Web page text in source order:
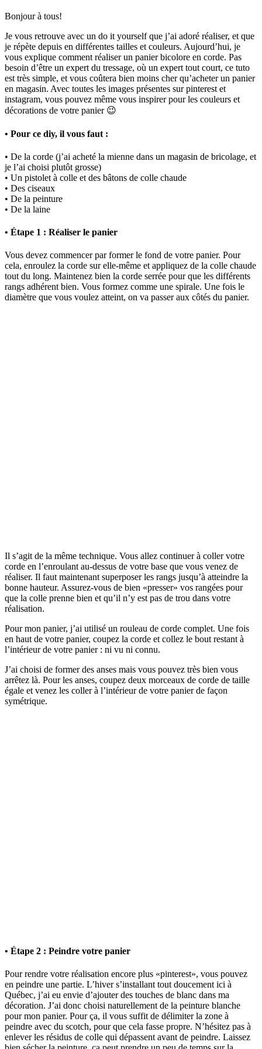
Bonjour à tous!
Je vous retrouve avec un do it yourself que j’ai adoré réaliser, et que
je répète depuis en différentes tailles et couleurs. Aujourd’hui, je
vous explique comment réaliser un panier bicolore en corde. Pas
besoin d’être un expert du tressage, où un expert tout court, ce tuto
est très simple, et vous coûtera bien moins cher qu’acheter un panier
en magasin. Avec toutes les images présentes sur pinterest et
instagram, vous pouvez même vous inspirer pour les couleurs et
décorations de votre panier 😉
• Pour ce diy, il vous faut :
• De la corde (j’ai acheté la mienne dans un magasin de bricolage, et
je l’ai choisi plutôt grosse)
• Un pistolet à colle et des bâtons de colle chaude
• Des ciseaux
• De la peinture
• De la laine
• Étape 1 : Réaliser le panier
Vous devez commencer par former le fond de votre panier. Pour
cela, enroulez la corde sur elle-même et appliquez de la colle chaude
tout du long. Maintenez bien la corde serrée pour que les différents
rangs adhérent bien. Vous formez comme une spirale. Une fois le
diamètre que vous voulez atteint, on va passer aux côtés du panier.
Il s’agit de la même technique. Vous allez continuer à coller votre
corde en l’enroulant au-dessus de votre base que vous venez de
réaliser. Il faut maintenant superposer les rangs jusqu’à atteindre la
bonne hauteur. Assurez-vous de bien «presser» vos rangées pour
que la colle prenne bien et qu’il n’y est pas de trou dans votre
réalisation.
Pour mon panier, j’ai utilisé un rouleau de corde complet. Une fois
en haut de votre panier, coupez la corde et collez le bout restant à
l’intérieur de votre panier : ni vu ni connu.
J’ai choisi de former des anses mais vous pouvez très bien vous
arrêtez là. Pour les anses, coupez deux morceaux de corde de taille
égale et venez les coller à l’intérieur de votre panier de façon
symétrique.
• Étape 2 : Peindre votre panier
Pour rendre votre réalisation encore plus «pinterest», vous pouvez
en peindre une partie. L’hiver s’installant tout doucement ici à
Québec, j’ai eu envie d’ajouter des touches de blanc dans ma
décoration. J’ai donc choisi naturellement de la peinture blanche
pour mon panier. Pour ça, il vous suffit de délimiter la zone à
peindre avec du scotch, pour que cela fasse propre. N’hésitez pas à
enlever les résidus de colle qui dépassent avant de peindre. Laissez